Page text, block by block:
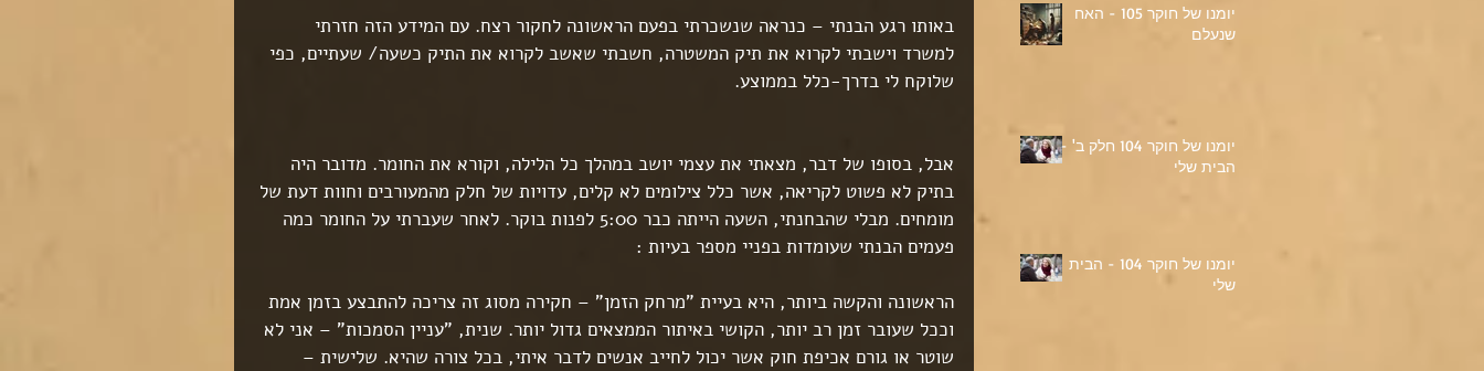
יומנו של חוקר 105 - האח
שנעלם
יומנו של חוקר 104 חלק ב' -
הבית שלי
יומנו של חוקר 104 - הבית
שלי
באותו רגע הבנתי – כנראה שנשכרתי בפעם הראשונה לחקור רצח. עם המידע הזה חזרתי
למשרד וישבתי לקרוא את תיק המשטרה, חשבתי שאשב לקרוא את התיק כשעה/ שעתיים, כפי
שלוקח לי בדרך-כלל בממוצע.
אבל, בסופו של דבר, מצאתי את עצמי יושב במהלך כל הלילה, וקורא את החומר. מדובר היה
בתיק לא פשוט לקריאה, אשר כלל צילומים לא קלים, עדויות של חלק מהמעורבים וחוות דעת של
מומחים. מבלי שהבחנתי, השעה הייתה כבר 5:00 לפנות בוקר. לאחר שעברתי על החומר כמה
פעמים הבנתי שעומדות בפניי מספר בעיות :
הראשונה והקשה ביותר, היא בעיית "מרחק הזמן" – חקירה מסוג זה צריכה להתבצע בזמן אמת
וככל שעובר זמן רב יותר, הקושי באיתור הממצאים גדול יותר. שנית, "עניין הסמכות" – אני לא
שוטר או גורם אכיפת חוק אשר יכול לחייב אנשים לדבר איתי, בכל צורה שהיא. שלישית –